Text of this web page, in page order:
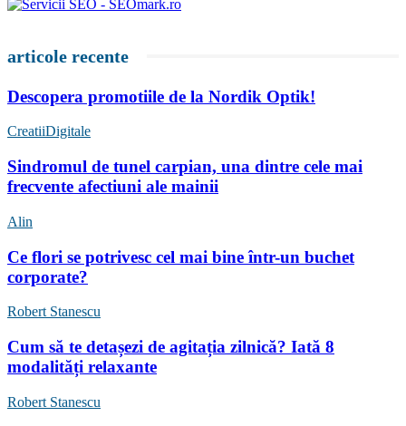
articole recente
Descopera promotiile de la Nordik Optik!
CreatiiDigitale
Sindromul de tunel carpian, una dintre cele mai
frecvente afectiuni ale mainii
Alin
Ce flori se potrivesc cel mai bine într-un buchet
corporate?
Robert Stanescu
Cum să te detașezi de agitația zilnică? Iată 8
modalități relaxante
Robert Stanescu